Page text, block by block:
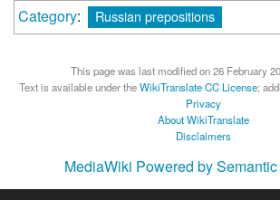
Category: Russian prepositions
This page was last modified on 26 February
Text is available under theWikiTranslate CC License;
Privacy
About WikiTranslate
Disclaimers
MediaWiki Powered by